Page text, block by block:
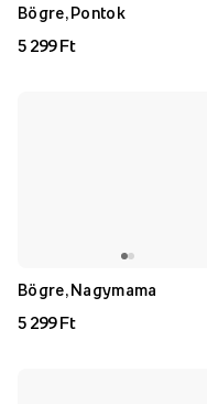
Bögre, Pontok
5 299 Ft
Bögre, Nagymama
5 299 Ft